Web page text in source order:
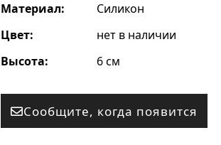
Материал:
Силикон
Цвет:
нет в наличии
Высота:
6 см
Сообщите, когда появится